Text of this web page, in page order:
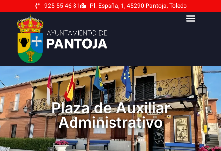
925 55 46 81 Pl. España, 1, 45290 Pantoja, Toledo
Plaza de Auxiliar
Administrativo